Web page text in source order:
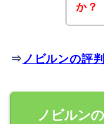
か？
⇒ ノビルンの評
ノビルン